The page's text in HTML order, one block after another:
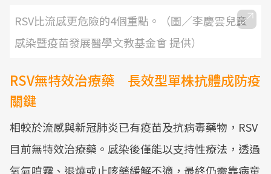
RSV比流感更危險的4個重點。（圖／李慶雲兒童
感染暨疫苗發展醫學文教基金會 提供）
RSV無特效治療藥 長效型單株抗體成防疫
關鍵
相較於流感與新冠肺炎已有疫苗及抗病毒藥物，RSV
目前無特效治療藥。感染後僅能以支持性療法，透過
氧氣噴霧、退燒或止咳藥緩解不適，最終仍需靠病童